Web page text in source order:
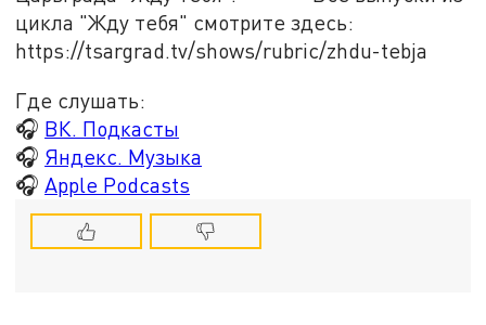
цикла "Жду тебя" смотрите здесь:
https://tsargrad.tv/shows/rubric/zhdu-tebja
Где слушать:
🎧 ВК. Подкасты
🎧 Яндекс. Музыка
🎧 Apple Podcasts